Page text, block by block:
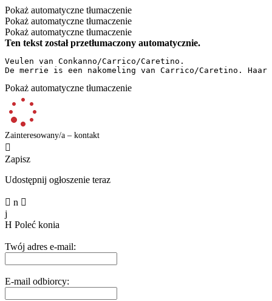
Pokaż automatyczne tłumaczenie
Pokaż automatyczne tłumaczenie
Pokaż automatyczne tłumaczenie
Ten tekst został przetłumaczony automatycznie.
Veulen van Conkanno/Carrico/Caretino.
De merrie is een nakomeling van Carrico/Caretino.
Pokaż automatyczne tłumaczenie
Zainteresowany/a – kontakt

Zapisz
Udostępnij ogłoszenie teraz
 n 
j
H Poleć konia
Twój adres e-mail:
E-mail odbiorcy: